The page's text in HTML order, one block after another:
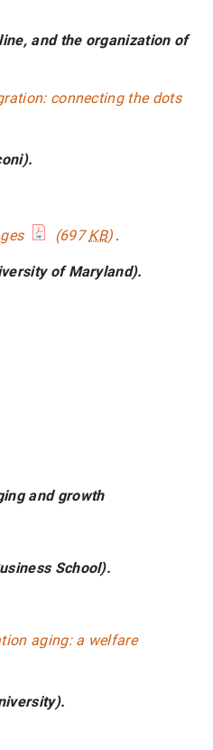
and the organization of
connecting the dots
(697KB) .
of Maryland).
and growth
School).
aging: a welfare